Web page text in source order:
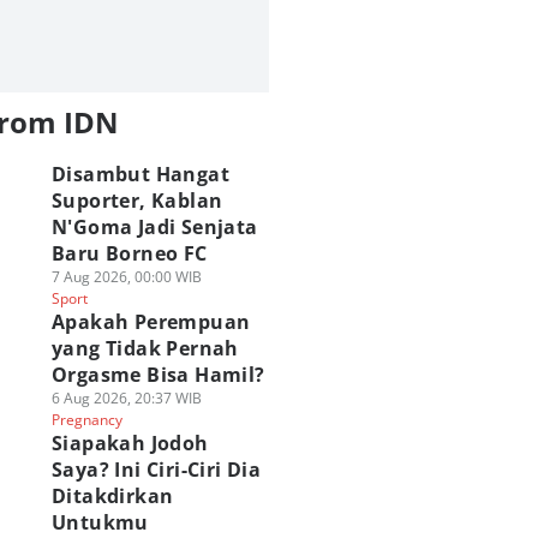
IDN
Disambut Hangat
Suporter, Kablan
N'Goma Jadi Senjata
Baru Borneo FC
7 Aug 2026, 00:00 WIB
Sport
Apakah Perempuan
yang Tidak Pernah
Orgasme Bisa Hamil?
6 Aug 2026, 20:37 WIB
Pregnancy
Siapakah Jodoh
Saya? Ini Ciri-Ciri Dia
Ditakdirkan
Untukmu